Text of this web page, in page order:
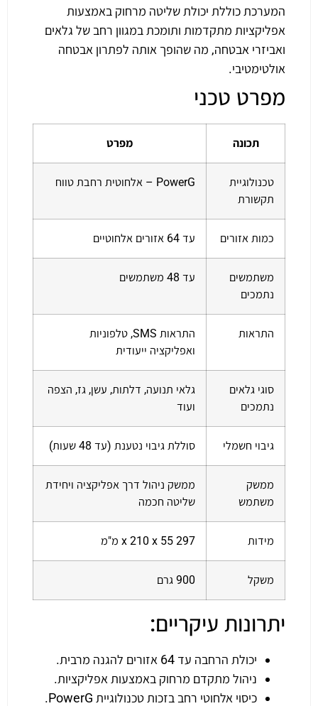
המערכת כוללת יכולת שליטה מרחוק באמצעות
אפליקציות מתקדמות ותומכת במגוון רחב של גלאים
ואביזרי אבטחה, מה שהופך אותה לפתרון אבטחה
אולטימטיבי.
מפרט טכני
תכונה מפרט
טכנולוגיית
תקשורת
PowerG – אלחוטית רחבת טווח
כמות אזורים עד 64 אזורים אלחוטיים
משתמשים
נתמכים
עד 48 משתמשים
התראות
התראות SMS, טלפוניות
ואפליקציה ייעודית
סוגי גלאים
נתמכים
גלאי תנועה, דלתות, עשן, גז, הצפה
ועוד
גיבוי חשמלי סוללת גיבוי נטענת (עד 48 שעות)
ממשק
משתמש
ממשק ניהול דרך אפליקציה ויחידת
שליטה חכמה
מידות 297 x 210 x 55 מ"מ
משקל 900 גרם
יתרונות עיקריים:
יכולת הרחבה עד 64 אזורים להגנה מרבית.
ניהול מתקדם מרחוק באמצעות אפליקציות.
כיסוי אלחוטי רחב בזכות טכנולוגיית PowerG.